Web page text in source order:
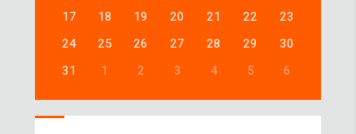
17
18 19 20 21 22
23
24
25 26 27 28 29
30
31
1 2 3 4 5 6